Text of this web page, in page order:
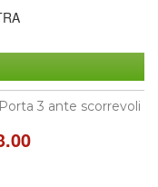
3 ante scorrevoli